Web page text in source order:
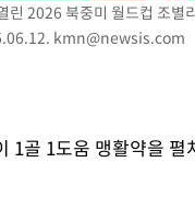
린 2026 북중미 월드컵 조별
kmn@newsis.com
1골 1도움 맹활약을 펼